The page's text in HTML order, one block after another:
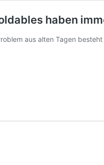
haben
aus alten Tagen